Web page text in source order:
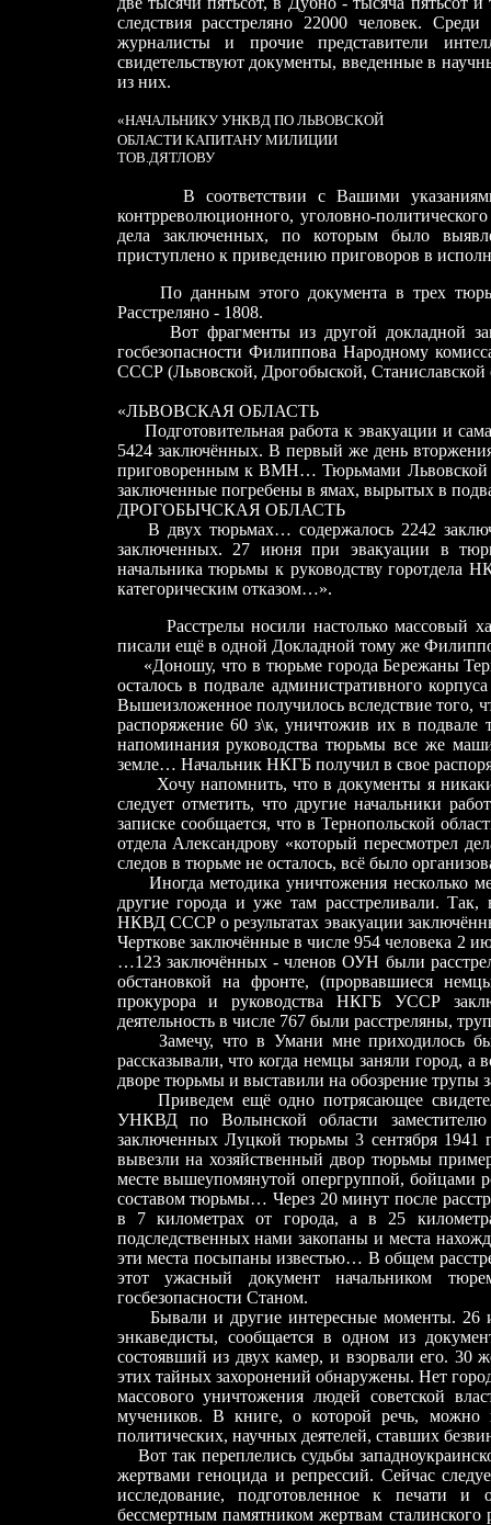
следствия расстреляно 22000 человек.
журналисты и прочие представители
свидетельствуют документы, введенные в
из них.
«НАЧАЛЬНИКУ УНКВД ПО ЛЬВОВСКОЙ
ОБЛАСТИ КАПИТАНУ МИЛИЦИИ
ТОВ.ДЯТЛОВУ
В соответствии с Вашими указаниями в
контрреволюционного, уголовно-
дела заключенных, по которым было
приступлено к приведению приговоров в
По данным этого документа в трех
Расстреляно - 1808.
Вот фрагменты из другой докладной
госбезопасности Филиппова Народному
СССР (Львовской, Дрогобыской, Станиславской
«ЛЬВОВСКАЯ ОБЛАСТЬ
Подготовительная работа к эвакуации и
5424 заключённых. В первый же день
приговоренным к ВМН… Тюрьмами Львовской
заключенные погребены в ямах, вырытых в
ДРОГОБЫЧСКАЯ ОБЛАСТЬ
В двух тюрьмах… содержалось 2242
заключенных. 27 июня при эвакуации в
начальника тюрьмы к руководству
категорическим отказом…».
Расстрелы носили настолько массовый
писали ещё в одной Докладной тому же
«Доношу, что в тюрьме города Бережаны
осталось в подвале административного
Вышеизложенное получилось вследствие
распоряжение 60 з\к, уничтожив их в
напоминания руководства тюрьмы все же
земле… Начальник НКГБ получил в свое
Хочу напомнить, что в документы я
следует отметить, что другие начальники
записке сообщается, что в Тернопольской
отдела Александрову «который пересмотрел
следов в тюрьме не осталось, всё было
Иногда методика уничтожения несколько
другие города и уже там расстреливали.
НКВД СССР о результатах эвакуации
Черткове заключённые в числе 954 человека 2
…123 заключённых - членов ОУН были
обстановкой на фронте, (прорвавшиеся
прокурора и руководства НКГБ УССР
деятельность в числе 767 были расстреляны,
Замечу, что в Умани мне приходилось
рассказывали, что когда немцы заняли город,
дворе тюрьмы и выставили на обозрение
Приведем ещё одно потрясающее
УНКВД по Волынской области
заключенных Луцкой тюрьмы 3 сентября 1941
вывезли на хозяйственный двор тюрьмы
месте вышеупомянутой опергруппой,
составом тюрьмы… Через 20 минут после
в 7 километрах от города, а в 25
подследственных нами закопаны и места
эти места посыпаны известью… В общем
этот ужасный документ начальником
госбезопасности Станом.
Бывали и другие интересные моменты. 26
энкаведисты, сообщается в одном из
состоявший из двух камер, и взорвали его. 30
этих тайных захоронений обнаружены. Нет
массового уничтожения людей советской
мучеников. В книге, о которой речь, можно
политических, научных деятелей, ставших
Вот так переплелись судьбы
жертвами геноцида и репрессий. Сейчас
исследование, подготовленное к печати
бессмертным памятником жертвам